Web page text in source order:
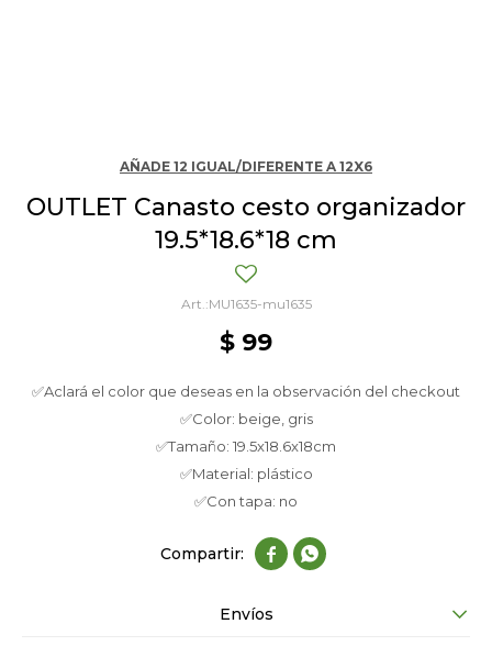
AÑADE 12 IGUAL/DIFERENTE A 12X6
OUTLET Canasto cesto organizador
19.5*18.6*18 cm
MU1635-mu1635
$ 99
✅Aclará el color que deseas en la observación del checkout
✅Color: beige, gris
✅Tamaño: 19.5x18.6x18cm
✅Material: plástico
✅Con tapa: no
 
Envíos